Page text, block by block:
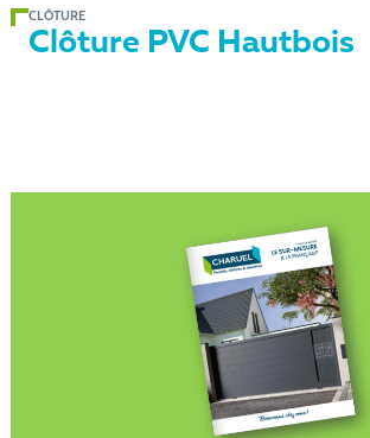
CLÔTURE
Clôture PVC Hautbois